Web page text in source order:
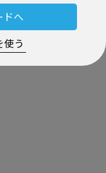
ドへ
う